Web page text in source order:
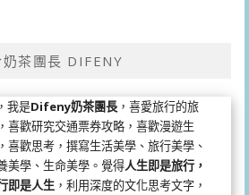
奶茶團長 DIFENY
我是Difeny奶茶團長 ，喜愛旅行的旅
喜歡研究交通票券攻略，喜歡漫遊生
喜歡思考，撰寫生活美學、旅行美學、
美學、生命美學。覺得人生即是旅行，
即是人生 ，利用深度的文化思考文字，